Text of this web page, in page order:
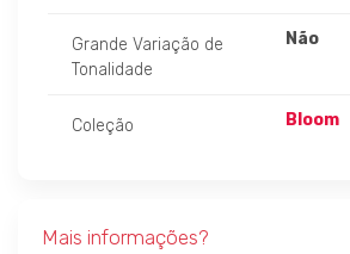
Grande Variação de
Tonalidade
Não
Coleção Bloom
Mais informações?